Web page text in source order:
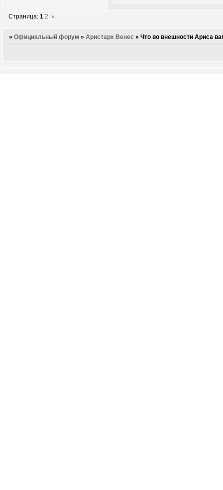
Страница:1 2 »
»Официальный форум »Аристарх Венес »Что во внешности Ариса